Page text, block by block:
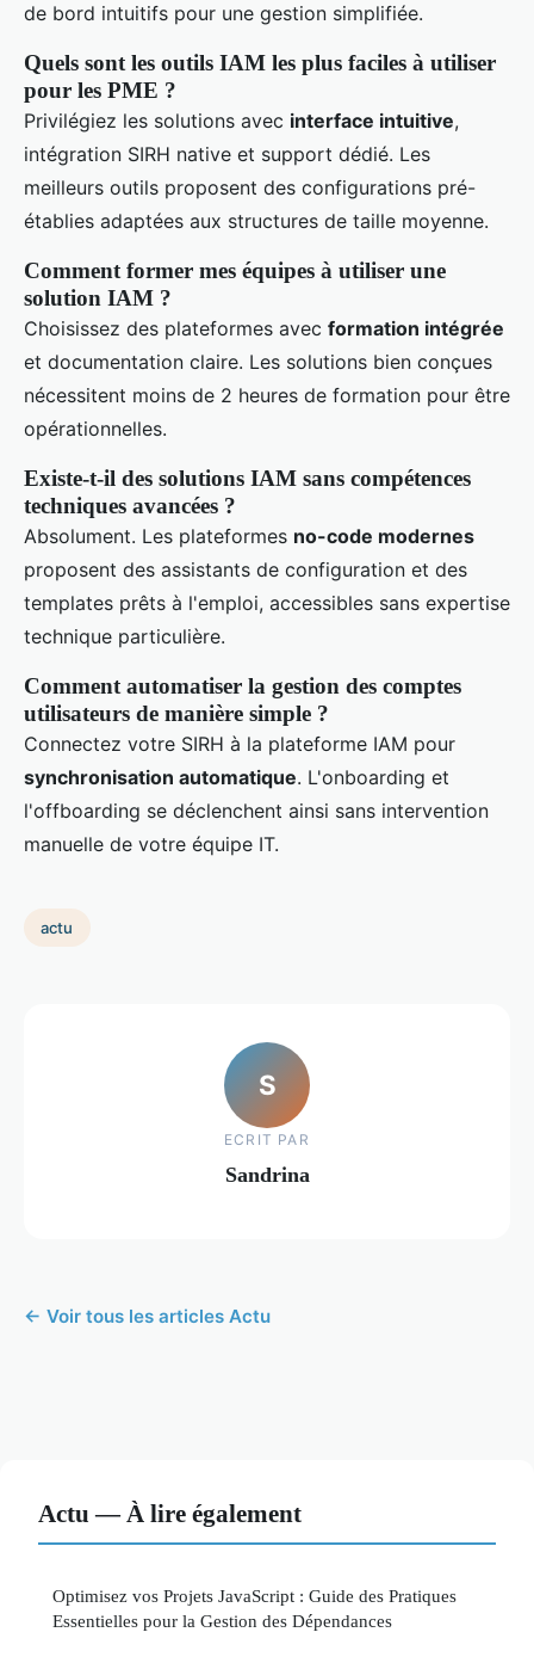
de bord intuitifs pour une gestion simplifiée.
Quels sont les outils IAM les plus faciles à utiliser
pour les PME ?
Privilégiez les solutions avec interface intuitive,
intégration SIRH native et support dédié. Les
meilleurs outils proposent des configurations pré-
établies adaptées aux structures de taille moyenne.
Comment former mes équipes à utiliser une
solution IAM ?
Choisissez des plateformes avec formation intégrée
et documentation claire. Les solutions bien conçues
nécessitent moins de 2 heures de formation pour être
opérationnelles.
Existe-t-il des solutions IAM sans compétences
techniques avancées ?
Absolument. Les plateformes no-code modernes
proposent des assistants de configuration et des
templates prêts à l'emploi, accessibles sans expertise
technique particulière.
Comment automatiser la gestion des comptes
utilisateurs de manière simple ?
Connectez votre SIRH à la plateforme IAM pour
synchronisation automatique. L'onboarding et
l'offboarding se déclenchent ainsi sans intervention
manuelle de votre équipe IT.
actu
S
ECRIT PAR
Sandrina
← Voir tous les articles Actu
Actu — À lire également
Optimisez vos Projets JavaScript : Guide des Pratiques
Essentielles pour la Gestion des Dépendances